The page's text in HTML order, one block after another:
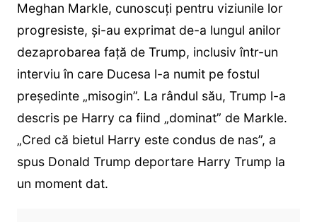
Meghan Markle, cunoscuți pentru viziunile lor
progresiste, și-au exprimat de-a lungul anilor
dezaprobarea față de Trump, inclusiv într-un
interviu în care Ducesa l-a numit pe fostul
președinte „misogin”. La rândul său, Trump l-a
descris pe Harry ca fiind „dominat” de Markle.
„Cred că bietul Harry este condus de nas”, a
spus Donald Trump deportare Harry Trump la
un moment dat.